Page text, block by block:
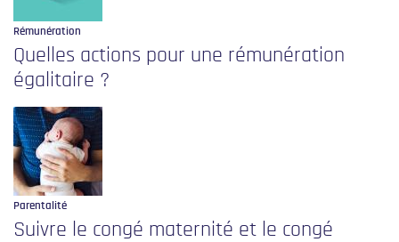
Rémunération
Quelles actions pour une rémunération
égalitaire ?
Parentalité
Suivre le congé maternité et le congé